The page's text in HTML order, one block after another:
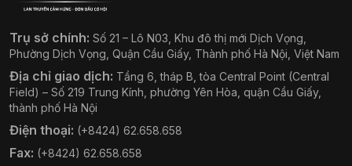
Trụ sở chính: Số 21 – Lô N03, Khu đô thị mới Dịch Vọng,
Phường Dịch Vọng, Quận Cầu Giấy, Thành phố Hà Nội, Việt Nam
Địa chỉ giao dịch: Tầng 6, tháp B, tòa Central Point (Central
Field) – Số 219 Trung Kính, phường Yên Hòa, quận Cầu Giấy,
thành phố Hà Nội
Điện thoại: (+8424) 62.658.658
Fax: (+8424) 62.658.658